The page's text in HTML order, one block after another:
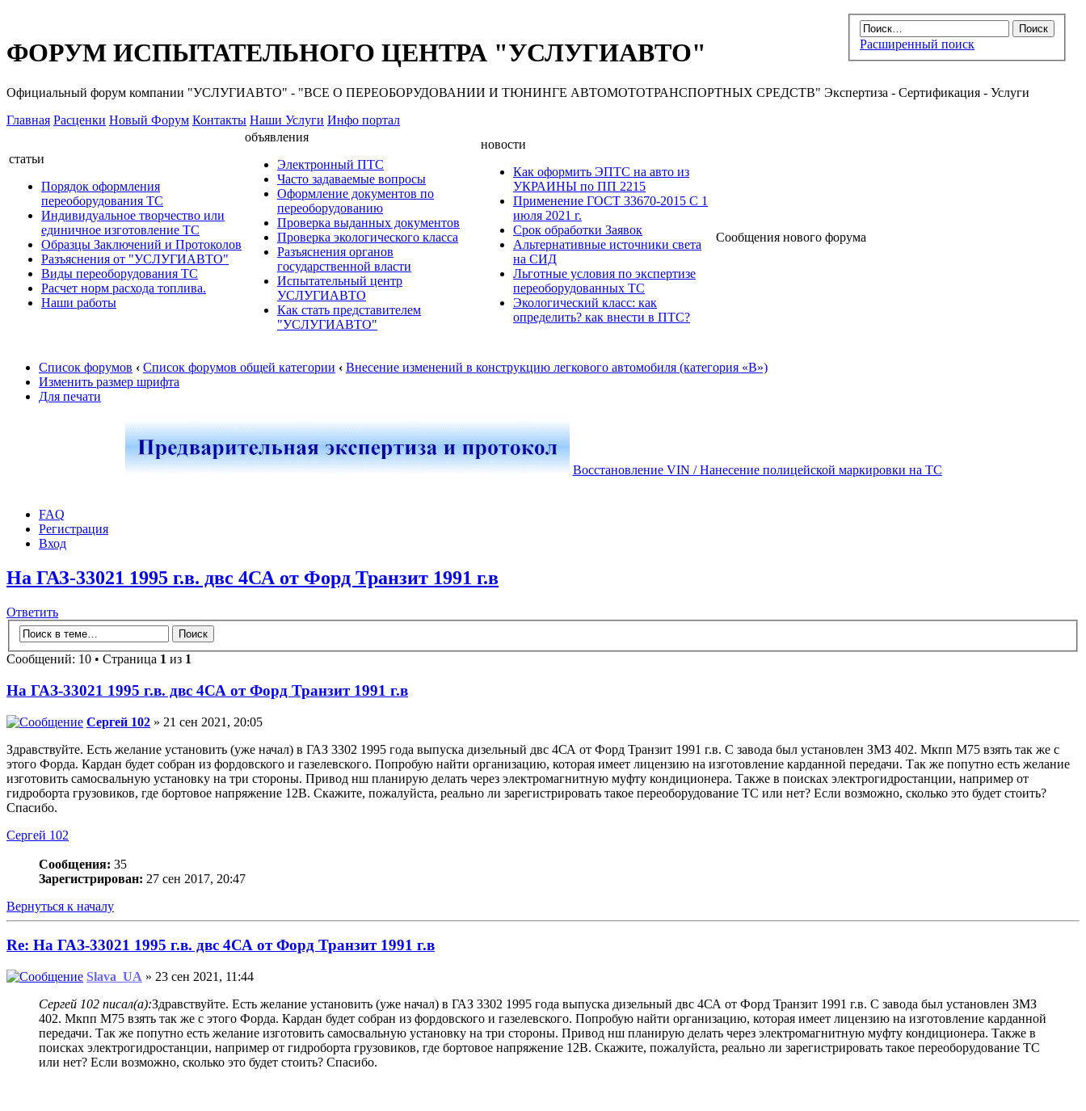
Расширенный поиск
ФОРУМ ИСПЫТАТЕЛЬНОГО ЦЕНТРА "УСЛУГИАВТО"
Официальный форум компании "УСЛУГИАВТО" - "ВСЕ О ПЕРЕОБОРУДОВАНИИ И ТЮНИНГЕ АВТОМОТОТРАНСПОРТНЫХ СРЕДСТВ" Экспертиза - Сертификация - Услуги
Главная Расценки Новый Форум Контакты Наши Услуги Инфо портал
статьи
Порядок оформления
переоборудования ТС
Индивидуальное творчество или
единичное изготовление ТС
Образцы Заключений и Протоколов
Разъяснения от "УСЛУГИАВТО"
Виды переоборудования ТС
Расчет норм расхода топлива.
Наши работы
объявления
Электронный ПТС
Часто задаваемые вопросы
Оформление документов по
переоборудованию
Проверка выданных документов
Проверка экологического класса
Разъяснения органов
государственной власти
Испытательный центр
УСЛУГИАВТО
Как стать представителем
"УСЛУГИАВТО"
новости
Как оформить ЭПТС на авто из
УКРАИНЫ по ПП 2215
Применение ГОСТ 33670-2015 С 1
июля 2021 г.
Срок обработки Заявок
Альтернативные источники света
на СИД
Льготные условия по экспертизе
переоборудованных ТС
Экологический класс: как
определить? как внести в ПТС?
Сообщения нового форума
Список форумов ‹ Список форумов общей категории ‹ Внесение изменений в конструкцию легкового автомобиля (категория «В»)
Изменить размер шрифта
Для печати
Восстановление VIN / Нанесение полицейской маркировки на ТС
FAQ
Регистрация
Вход
На ГАЗ-33021 1995 г.в. двс 4СА от Форд Транзит 1991 г.в
Ответить
Сообщений: 10 • Страница 1 из 1
На ГАЗ-33021 1995 г.в. двс 4СА от Форд Транзит 1991 г.в
Сергей 102 » 21 сен 2021, 20:05
Здравствуйте. Есть желание установить (уже начал) в ГАЗ 3302 1995 года выпуска дизельный двс 4СА от Форд Транзит 1991 г.в. С завода был установлен ЗМЗ 402. Мкпп М75 взять так же с
этого Форда. Кардан будет собран из фордовского и газелевского. Попробую найти организацию, которая имеет лицензию на изготовление карданной передачи. Так же попутно есть желание
изготовить самосвальную установку на три стороны. Привод нш планирую делать через электромагнитную муфту кондиционера. Также в поисках электрогидростанции, например от
гидроборта грузовиков, где бортовое напряжение 12В. Скажите, пожалуйста, реально ли зарегистрировать такое переоборудование ТС или нет? Если возможно, сколько это будет стоить?
Спасибо.
Сергей 102
Сообщения: 35
Зарегистрирован: 27 сен 2017, 20:47
Вернуться к началу
Re: На ГАЗ-33021 1995 г.в. двс 4СА от Форд Транзит 1991 г.в
Slava_UA » 23 сен 2021, 11:44
Сергей 102 писал(а):Здравствуйте. Есть желание установить (уже начал) в ГАЗ 3302 1995 года выпуска дизельный двс 4СА от Форд Транзит 1991 г.в. С завода был установлен ЗМЗ
402. Мкпп М75 взять так же с этого Форда. Кардан будет собран из фордовского и газелевского. Попробую найти организацию, которая имеет лицензию на изготовление карданной
передачи. Так же попутно есть желание изготовить самосвальную установку на три стороны. Привод нш планирую делать через электромагнитную муфту кондиционера. Также в
поисках электрогидростанции, например от гидроборта грузовиков, где бортовое напряжение 12В. Скажите, пожалуйста, реально ли зарегистрировать такое переоборудование ТС
или нет? Если возможно, сколько это будет стоить? Спасибо.